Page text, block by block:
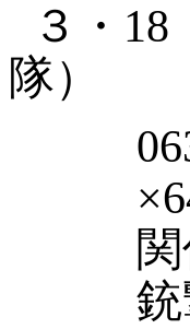
３・ 18
隊）
×